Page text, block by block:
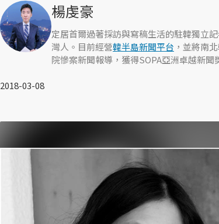
楊虔豪
定居首爾過著採訪與寫稿生活的駐韓獨立
灣人。目前經營韓半島新聞平台 ，並將南
院慘案新聞報導，獲得SOPA亞洲卓越新聞
2018-03-08